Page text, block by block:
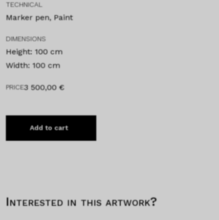
TECHNICAL
Marker pen, Paint
DIMENSIONS
Height: 100 cm
Width: 100 cm
PRICE3 500,00 €
Add to cart
Interested in this artwork?